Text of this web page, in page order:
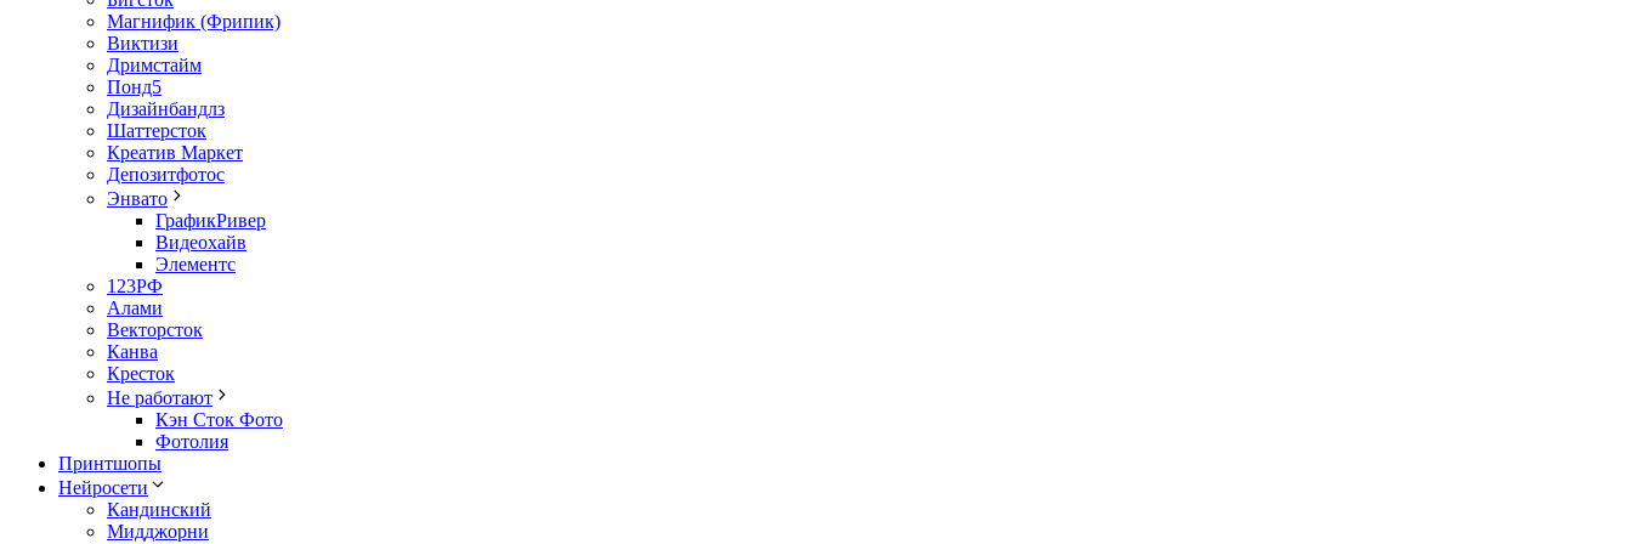
Магнифик (Фрипик)
Виктизи
Дримстайм
Понд5
Дизайнбандлз
Шаттерсток
Креатив Маркет
Депозитфотос
Энвато
ГрафикРивер
Видеохайв
Элементс
123РФ
Алами
Векторсток
Канва
Кресток
Не работают
Кэн Сток Фото
Фотолия
Принтшопы
Нейросети
Кандинский
Мидджорни